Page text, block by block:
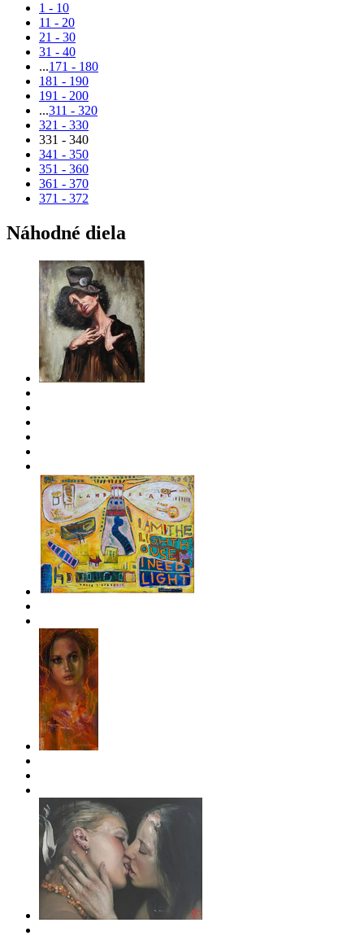
1 - 10
11 - 20
21 - 30
31 - 40
...171 - 180
181 - 190
191 - 200
...311 - 320
321 - 330
331 - 340
341 - 350
351 - 360
361 - 370
371 - 372
Náhodné diela